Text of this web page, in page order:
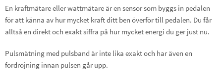
En kraftmätare eller wattmätare är en sensor som byggs in pedalen
för att känna av hur mycket kraft ditt ben överför till pedalen. Du får
alltså en direkt och exakt siffra på hur mycket energi du ger just nu.
Pulsmätning med pulsband är inte lika exakt och har även en
fördröjning innan pulsen går upp.